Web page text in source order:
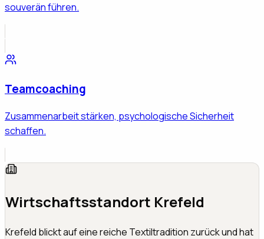
souverän führen.
Teamcoaching
Zusammenarbeit stärken, psychologische Sicherheit
schaffen.
Wirtschaftsstandort Krefeld
Krefeld blickt auf eine reiche Textiltradition zurück und hat